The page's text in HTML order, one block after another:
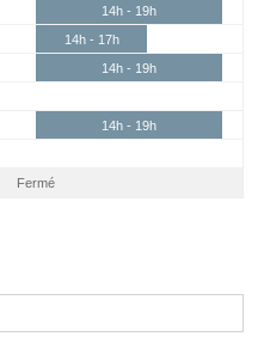
14h - 19h
14h - 17h
14h - 19h
14h - 19h
Fermé